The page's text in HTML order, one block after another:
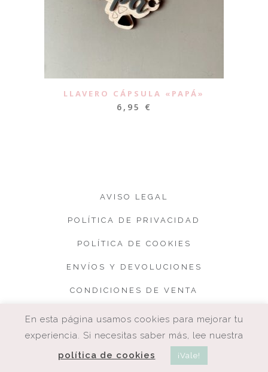
LLAVERO CÁPSULA «PAPÁ»
6,95 €
AVISO LEGAL
POLÍTICA DE PRIVACIDAD
POLÍTICA DE COOKIES
ENVÍOS Y DEVOLUCIONES
CONDICIONES DE VENTA
COPYRIGHT. CUQUETA.
En esta página usamos cookies para mejorar tu
experiencia. Si necesitas saber más, lee nuestra
política de cookies
¡Vale!